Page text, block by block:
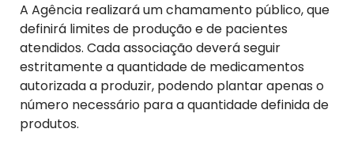
A Agência realizará um chamamento público, que
definirá limites de produção e de pacientes
atendidos. Cada associação deverá seguir
estritamente a quantidade de medicamentos
autorizada a produzir, podendo plantar apenas o
número necessário para a quantidade definida de
produtos.